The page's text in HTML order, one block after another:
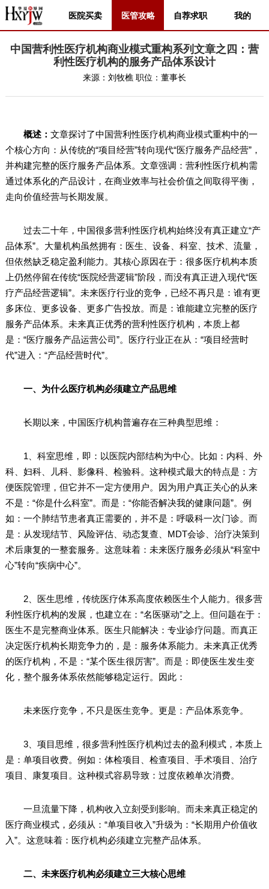
医院买卖 医管攻略 自荐求职 我的
中国营利性医疗机构商业模式重构系列文章之四：营
利性医疗机构的服务产品体系设计
来源： 刘牧樵 职位： 董事长
概述： 文章探讨了中国营利性医疗机构商业模式重构中的一
个核心方向：从传统的“项目经营”转向现代“医疗服务产品经营”，
并构建完整的医疗服务产品体系。文章强调：营利性医疗机构需
通过体系化的产品设计，在商业效率与社会价值之间取得平衡，
走向价值经营与长期发展。
过去二十年，中国很多营利性医疗机构始终没有真正建立“产
品体系”。大量机构虽然拥有：医生、设备、科室、技术、流量，
但依然缺乏稳定盈利能力。其核心原因在于：很多医疗机构本质
上仍然停留在传统“医院经营逻辑”阶段，而没有真正进入现代“医
疗产品经营逻辑”。未来医疗行业的竞争，已经不再只是：谁有更
多床位、更多设备、更多广告投放。而是：谁能建立完整的医疗
服务产品体系。未来真正优秀的营利性医疗机构，本质上都
是：“医疗服务产品运营公司”。医疗行业正在从：“项目经营时
代”进入：“产品经营时代”。
一、为什么医疗机构必须建立产品思维
长期以来，中国医疗机构普遍存在三种典型思维：
1、科室思维，即：以医院内部结构为中心。比如：内科、外
科、妇科、儿科、影像科、检验科。这种模式最大的特点是：方
便医院管理，但它并不一定方便用户。因为用户真正关心的从来
不是：“你是什么科室”。而是：“你能否解决我的健康问题”。例
如：一个肺结节患者真正需要的，并不是：呼吸科一次门诊。而
是：从发现结节、风险评估、动态复查、MDT会诊、治疗决策到
术后康复的一整套服务。这意味着：未来医疗服务必须从“科室中
心”转向“疾病中心”。
2、医生思维，传统医疗体系高度依赖医生个人能力。很多营
利性医疗机构的发展，也建立在：“名医驱动”之上。但问题在于：
医生不是完整商业体系。医生只能解决：专业诊疗问题。而真正
决定医疗机构长期竞争力的，是：服务体系能力。未来真正优秀
的医疗机构，不是：“某个医生很厉害”。而是：即使医生发生变
化，整个服务体系依然能够稳定运行。因此：
未来医疗竞争，不只是医生竞争。更是：产品体系竞争。
3、项目思维，很多营利性医疗机构过去的盈利模式，本质上
是：单项目收费。例如：体检项目、检查项目、手术项目、治疗
项目、康复项目。这种模式容易导致：过度依赖单次消费。
一旦流量下降，机构收入立刻受到影响。而未来真正稳定的
医疗商业模式，必须从：“单项目收入”升级为：“长期用户价值收
入”。这意味着：医疗机构必须建立完整产品体系。
二、未来医疗机构必须建立三大核心思维